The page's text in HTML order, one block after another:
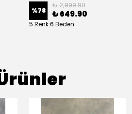
%78
₺ 2,999.90
₺ 649.90
5 Renk 6 Beden